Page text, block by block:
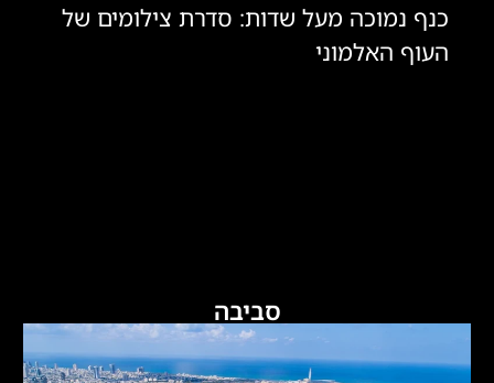
כנף נמוכה מעל שדות: סדרת צילומים של
העוף האלמוני
סביבה